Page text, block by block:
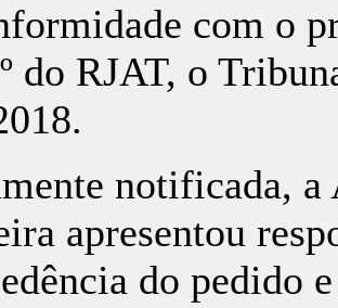
com o
do RJAT, o
notificada,
apresentou
do pedido